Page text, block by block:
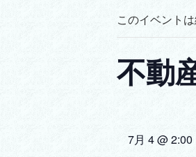
このイベントは
不動
7月 4 @ 2:00